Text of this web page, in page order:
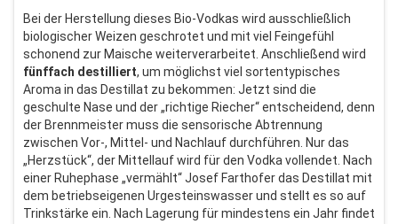
Bei der Herstellung dieses Bio-Vodkas wird ausschließlich
biologischer Weizen geschrotet und mit viel Feingefühl
schonend zur Maische weiterverarbeitet. Anschließend wird
fünffach destilliert, um möglichst viel sortentypisches
Aroma in das Destillat zu bekommen: Jetzt sind die
geschulte Nase und der „richtige Riecher“ entscheidend, denn
der Brennmeister muss die sensorische Abtrennung
zwischen Vor-, Mittel- und Nachlauf durchführen. Nur das
„Herzstück“, der Mittellauf wird für den Vodka vollendet. Nach
einer Ruhephase „vermählt“ Josef Farthofer das Destillat mit
dem betriebseigenen Urgesteinswasser und stellt es so auf
Trinkstärke ein. Nach Lagerung für mindestens ein Jahr findet